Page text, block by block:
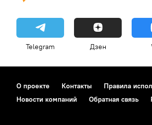
Telegram Дзен
О проекте Контакты Правила
Новости компаний
Обратная связь